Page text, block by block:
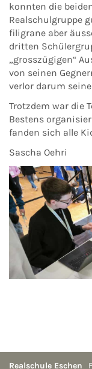
konnten die
Realschulgruppe
filigrane aber
dritten
„grosszügigen“
von seinen
verlor darum seine
Trotzdem war die
Bestens
fanden sich alle
Sascha Oehri
Realschule Eschen